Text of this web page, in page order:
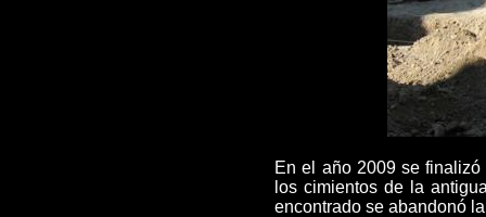
En el año 2009 se
los cimientos de la
encontrado se abandonó